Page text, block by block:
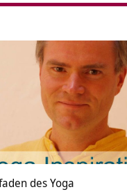
des Yoga